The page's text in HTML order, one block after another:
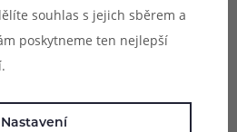
souhlas s jejich sběrem a
poskytneme ten nejlepší
Nastavení